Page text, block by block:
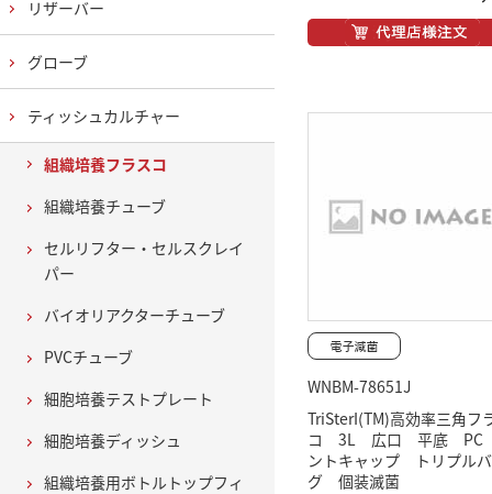
WNBM-78651J
TriSterI(TM)高効率三角フ
コ 3L 広口 平底 PC
ントキャップ トリプル
グ 個装滅菌
リザーバー
グローブ
ティッシュカルチャー
組織培養フラスコ
組織培養チューブ
セルリフター・セルスクレイ
パー
バイオリアクターチューブ
PVCチューブ
細胞培養テストプレート
細胞培養ディッシュ
組織培養用ボトルトップフィ